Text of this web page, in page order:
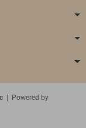
| Powered by